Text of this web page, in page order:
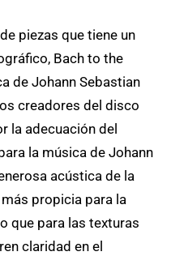
piezas que tiene un
Bach to the
de Johann Sebastian
creadores del disco
la adecuación del
la música de Johann
acústica de la
propicia para la
que para las texturas
claridad en el